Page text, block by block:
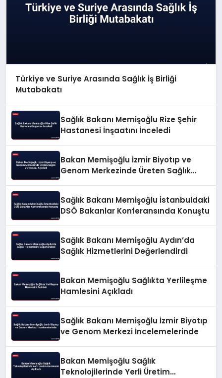
Türkiye ve Suriye Arasında Sağlık İş Birliği
Mutabakatı
Sağlık Bakanı Memişoğlu Rize Şehir
Hastanesi İnşaatını İnceledi
Bakan Memişoğlu İzmir Biyotıp ve
Genom Merkezinde Üreten Sağlık
Sağlık Bakanı Memişoğlu İstanbuldaki
DSÖ Bakanlar Konferansında Konuştu
Sağlık Bakanı Memişoğlu Aydın’da
Sağlık Hizmetlerini Değerlendirdi
Bakan Memişoğlu Sağlıkta Yerlileşme
Hamlesini Açıkladı
Sağlık Bakanı Memişoğlu İzmir Biyotıp
ve Genom Merkezi İncelemelerinde
Bakan Memişoğlu Sağlık
Teknolojilerinde Yerli Üretim